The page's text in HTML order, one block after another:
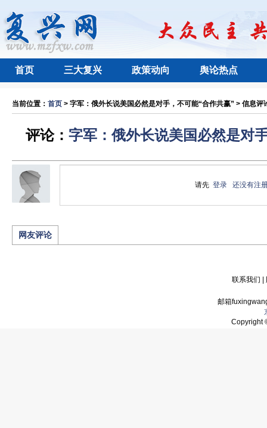
首页 三大复兴 政策动向 舆论热点
当前位置： 首页 > 字军：俄外长说美国必然是对手，不可能“合作共赢” > 信息评
评论： 字军：俄外长说美国必然是对
请先登录 还没有注
网友评论
联系我们
邮箱
Copyright